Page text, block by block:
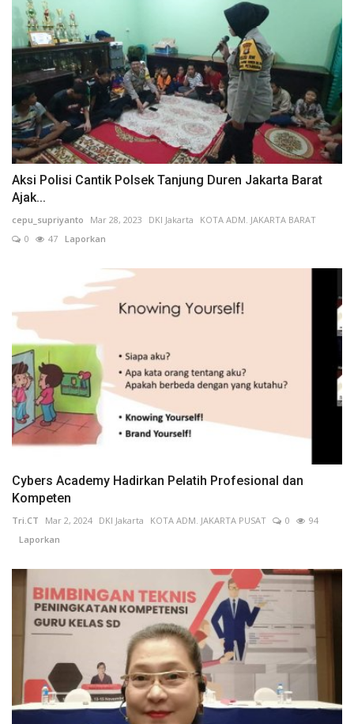
Aksi Polisi Cantik Polsek Tanjung Duren Jakarta Barat
Ajak...
cepu_supriyanto Mar 28, 2023 DKI Jakarta
KOTA ADM. JAKARTA BARAT
0
47 Laporkan
Cybers Academy Hadirkan Pelatih Profesional dan
Kompeten
Tri.CT Mar 2, 2024 DKI Jakarta KOTA ADM. JAKARTA PUSAT 0
94
Laporkan